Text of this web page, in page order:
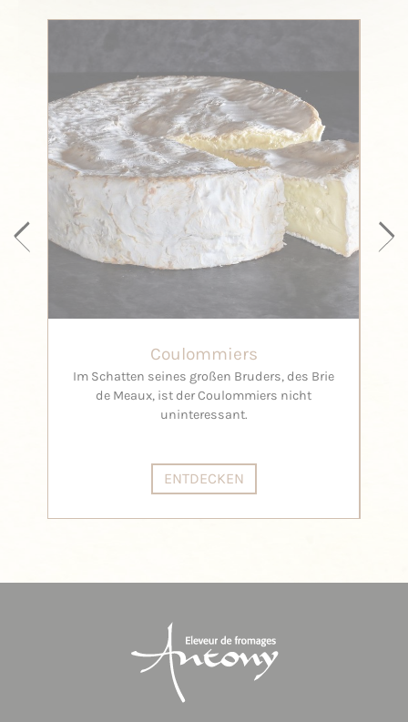
Coulommiers
Im Schatten seines großen Bruders, des Brie
de Meaux, ist der Coulommiers nicht
uninteressant.
ENTDECKEN